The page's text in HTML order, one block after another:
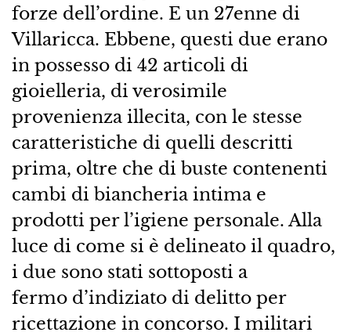
forze dell’ordine. E un 27enne di
Villaricca. Ebbene, questi due erano
in possesso di 42 articoli di
gioielleria, di verosimile
provenienza illecita, con le stesse
caratteristiche di quelli descritti
prima, oltre che di buste contenenti
cambi di biancheria intima e
prodotti per l’igiene personale. Alla
luce di come si è delineato il quadro,
i due sono stati sottoposti a
fermo d’indiziato di delitto per
ricettazione in concorso. I militari